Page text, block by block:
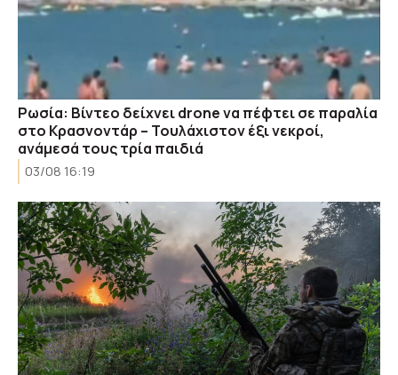
Ρωσία: Βίντεο δείχνει drone να πέφτει σε παραλία
στο Κρασνοντάρ – Τουλάχιστον έξι νεκροί,
ανάμεσά τους τρία παιδιά
03/08 16:19